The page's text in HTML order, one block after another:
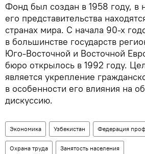
Фонд был создан в 1958 году, в
его представительства
странах мира. С начала 90-х
в большинстве государств
Юго-Восточной и Восточной
бюро открылось в 1992 году.
является укрепление
в особенности его влияния на
дискуссию.
Экономика Узбекистан Федерация
Охрана труда Занятость населения